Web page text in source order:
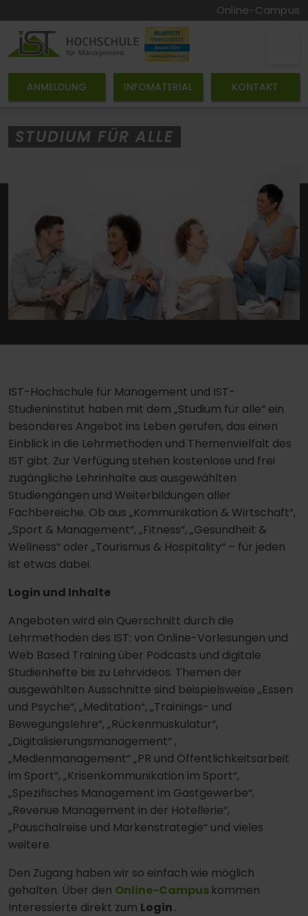
Online-Campus
ANMELDUNG INFOMATERIAL KONTAKT
STUDIUM FÜR ALLE
IST-Hochschule für Management und IST-
Studieninstitut haben mit dem „Studium für alle“ ein
besonderes Angebot ins Leben gerufen, das einen
Einblick in die Lehrmethoden und Themenvielfalt des
IST gibt. Zur Verfügung stehen kostenlose und frei
zugängliche Lehrinhalte aus ausgewählten
Studiengängen und Weiterbildungen aller
Fachbereiche. Ob aus „Kommunikation & Wirtschaft“,
„Sport & Management“, „Fitness“, „Gesundheit &
Wellness“ oder „Tourismus & Hospitality“ – für jeden
ist etwas dabei.
Login und Inhalte
Angeboten wird ein Querschnitt durch die
Lehrmethoden des IST: von Online-Vorlesungen und
Web Based Training über Podcasts und digitale
Studienhefte bis zu Lehrvideos. Themen der
ausgewählten Ausschnitte sind beispielsweise „Essen
und Psyche“, „Meditation“, „Trainings- und
Bewegungslehre“, „Rückenmuskulatur“,
„Digitalisierungsmanagement“ ,
„Medienmanagement“ „PR und Öffentlichkeitsarbeit
im Sport“, „Krisenkommunikation im Sport“,
„Spezifisches Management im Gastgewerbe“,
„Revenue Management in der Hotellerie“,
„Pauschalreise und Markenstrategie“ und vieles
weitere.
Den Zugang haben wir so einfach wie möglich
gehalten. Über den Online-Campus kommen
Interessierte direkt zum Login .